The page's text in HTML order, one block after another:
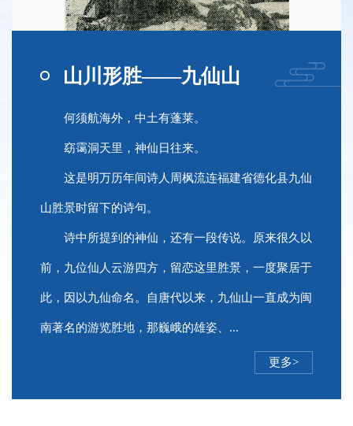
山川形胜——九仙山
何须航海外，中土有蓬莱。
窈霭洞天里，神仙日往来。
这是明万历年间诗人周枫流连福建省德化县九仙
山胜景时留下的诗句。
诗中所提到的神仙，还有一段传说。原来很久以
前，九位仙人云游四方，留恋这里胜景，一度聚居于
此，因以九仙命名。自唐代以来，九仙山一直成为闽
南著名的游览胜地，那巍峨的雄姿、...
更多>